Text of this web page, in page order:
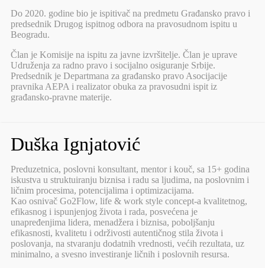
Do 2020. godine bio je ispitivač na predmetu Građansko pravo i
predsednik Drugog ispitnog odbora na pravosudnom ispitu u
Beogradu.
Član je Komisije na ispitu za javne izvršitelje. Član je uprave
Udruženja za radno pravo i socijalno osiguranje Srbije.
Predsednik je Departmana za građansko pravo Asocijacije
pravnika AEPA i realizator obuka za pravosudni ispit iz
građansko-pravne materije.
Duška Ignjatović
Preduzetnica, poslovni konsultant, mentor i kouč, sa 15+ godina
iskustva u struktuiranju biznisa i radu sa ljudima, na poslovnim i
ličnim procesima, potencijalima i optimizacijama.
Kao osnivač Go2Flow, life & work style concept-a kvalitetnog,
efikasnog i ispunjenjog života i rada, posvećena je
unapređenjima lidera, menadžera i biznisa, poboljšanju
efikasnosti, kvalitetu i održivosti autentičnog stila života i
poslovanja, na stvaranju dodatnih vrednosti, većih rezultata, uz
minimalno, a svesno investiranje ličnih i poslovnih resursa.